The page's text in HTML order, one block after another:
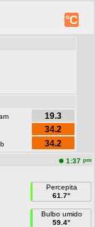
°C
19.3
34.2
34.2
1:37 pm
Percepita
61.7°
Bulbo umido
59.4°